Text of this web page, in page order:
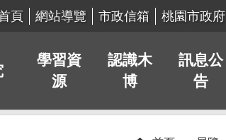
頁 網站導覽 市政信箱 桃園市政府
學習資
源
認識木
博
訊息公
告